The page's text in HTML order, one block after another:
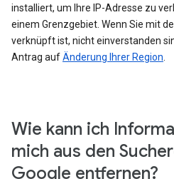
installiert, um Ihre IP-Adresse zu
einem Grenzgebiet. Wenn Sie mit
verknüpft ist, nicht einverstanden
Antrag aufÄnderung Ihrer Region
Wie kann ich
mich aus den
Google entfernen?